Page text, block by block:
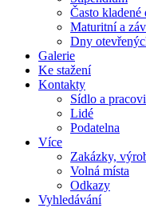
Často kladené
Maturitní a
Dny
Galerie
Ke stažení
Kontakty
Sídlo a
Lidé
Podatelna
Více
Zakázky,
Volná místa
Odkazy
Vyhledávání